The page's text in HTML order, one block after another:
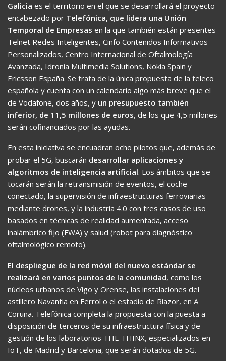
Galicia es el territorio en el que se desarrollará el proyecto
encabezado por Telefónica, que lidera una Unión
Temporal de Empresas en la que también están presentes
Telnet Redes Inteligentes, Cinfo Contenidos Informativos
Personalizados, Centro Internacional de Oftalmología
Avanzada, Idronia Multimedia Solutions, Nokia Spain y
Ericsson España. Se trata de la única propuesta de la teleco
española y cuenta con un calendario algo más breve que el
de Vodafone, dos años, y un presupuesto también
inferior, de 11,5 millones de euros, de los que 4,5 millones
serán cofinanciados por las ayudas.
En esta iniciativa se encuadran ocho pilotos que, además de
probar el 5G, buscarán desarrollar aplicaciones y
algoritmos de inteligencia artificial. Los ámbitos que se
tocarán serán la retransmisión de eventos, el coche
conectado, la supervisión de infraestructuras ferroviarias
mediante drones, y la industria 4.0 con tres casos de uso
basados en técnicas de realidad aumentada, acceso
inalámbrico fijo (FWA) y salud (robot para diagnóstico
oftalmológico remoto).
El despliegue de la red móvil del nuevo estándar se
realizará en varios puntos de la comunidad, como los
núcleos urbanos de Vigo y Orense, las instalaciones del
astillero Navantia en Ferrol o el estadio de Riazor, en A
Coruña. Telefónica completa la propuesta con la puesta a
disposición de terceros de su infraestructura física y de
gestión de los laboratorios THE THINX, especializados en
IoT, de Madrid y Barcelona, que serán dotados de 5G.